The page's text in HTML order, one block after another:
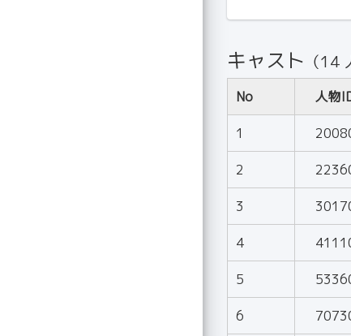
キャスト （14
No 人物
1
2
3
4
5
6